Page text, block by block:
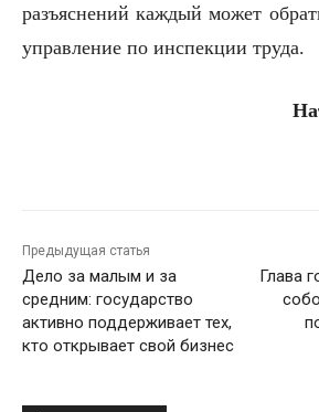
разъяснений каждый может
управление по инспекции труда.
Предыдущая статья
Дело за малым и за
средним: государство
активно поддерживает тех,
кто открывает свой бизнес
Глава